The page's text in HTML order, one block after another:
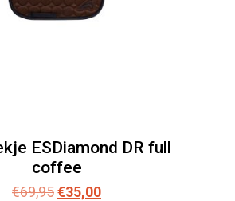
ESDiamond DR full
coffee
€69,95Oorspronkelijke
€35,00Huidige